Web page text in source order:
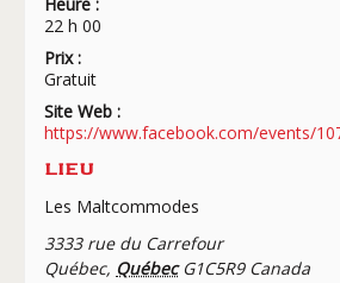
22 h 00
Prix :
Gratuit
Site Web :
https://www.facebook.com/events/
LIEU
Les Maltcommodes
3333 rue du Carrefour
Québec, Québec G1C5R9 Canada